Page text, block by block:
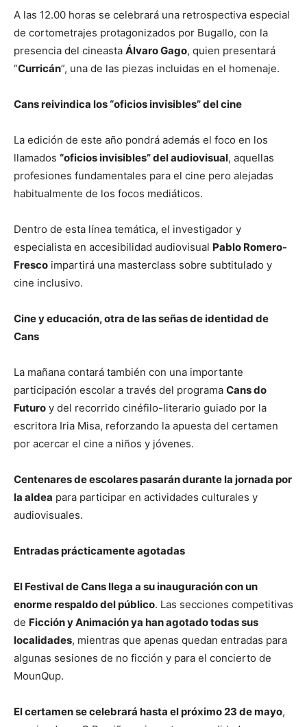
A las 12.00 horas se celebrará una retrospectiva especial
de cortometrajes protagonizados por Bugallo, con la
presencia del cineasta Álvaro Gago, quien presentará
“Curricán”, una de las piezas incluidas en el homenaje.
Cans reivindica los “oficios invisibles” del cine
La edición de este año pondrá además el foco en los
llamados “oficios invisibles” del audiovisual, aquellas
profesiones fundamentales para el cine pero alejadas
habitualmente de los focos mediáticos.
Dentro de esta línea temática, el investigador y
especialista en accesibilidad audiovisual Pablo Romero-
Fresco impartirá una masterclass sobre subtitulado y
cine inclusivo.
Cine y educación, otra de las señas de identidad de
Cans
La mañana contará también con una importante
participación escolar a través del programa Cans do
Futuro y del recorrido cinéfilo-literario guiado por la
escritora Iria Misa, reforzando la apuesta del certamen
por acercar el cine a niños y jóvenes.
Centenares de escolares pasarán durante la jornada por
la aldea para participar en actividades culturales y
audiovisuales.
Entradas prácticamente agotadas
El Festival de Cans llega a su inauguración con un
enorme respaldo del público. Las secciones competitivas
de Ficción y Animación ya han agotado todas sus
localidades, mientras que apenas quedan entradas para
algunas sesiones de no ficción y para el concierto de
MounQup.
El certamen se celebrará hasta el próximo 23 de mayo,